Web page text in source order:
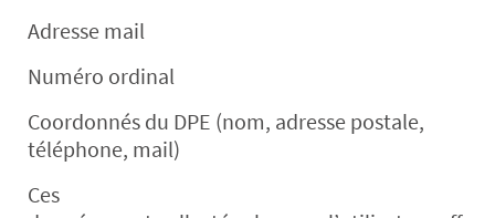
Adresse mail
Numéro ordinal
Coordonnés du DPE (nom, adresse postale,
téléphone, mail)
Ces